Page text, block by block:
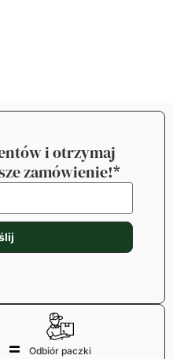
i otrzymaj
zamówienie!*
Odbiór paczki